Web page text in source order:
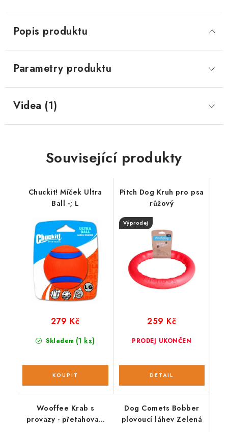
7 cm
Popis produktu
Parametry produktu
Videa (1)
Související produkty
Chuckit! Míček Ultra
Ball -; L
Skladem (1 ks)
279 Kč
Pitch Dog Kruh pro psa
růžový
Výprodej
PRODEJ UKONČEN
259 Kč
Wooffee Krab s
provazy - přetahovací
Dog Comets Bobber
plovoucí láhev Zelená